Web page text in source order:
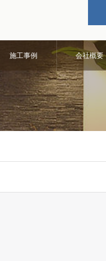
施工事例 会社概要